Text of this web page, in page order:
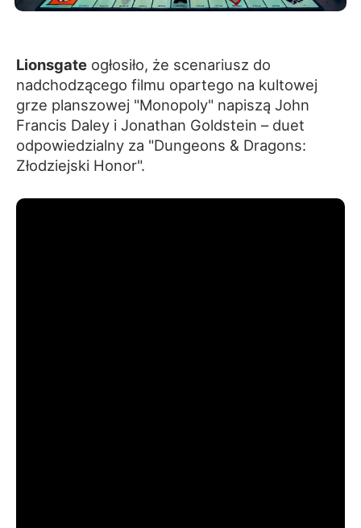
Lionsgate ogłosiło, że scenariusz do
nadchodzącego filmu opartego na kultowej
grze planszowej "Monopoly" napiszą John
Francis Daley i Jonathan Goldstein – duet
odpowiedzialny za "Dungeons & Dragons:
Złodziejski Honor".